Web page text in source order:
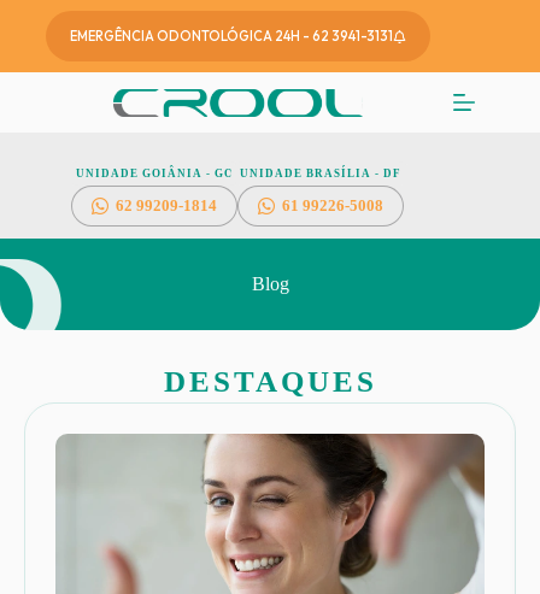
EMERGÊNCIA ODONTOLÓGICA 24H - 62 3941-3131
UNIDADE GOIÂNIA - GO
6299209-1814
UNIDADE BRASÍLIA - DF
61 99226-5008
Blog
DESTAQUES